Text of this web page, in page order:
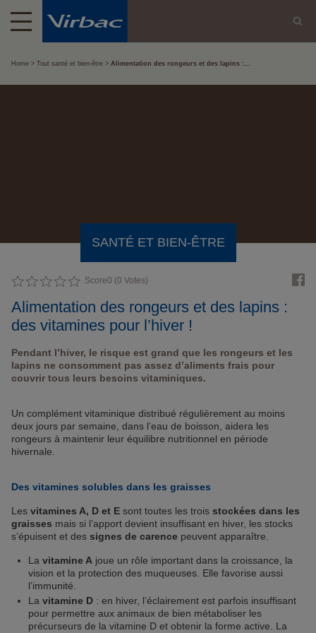
Home Tout santé et bien-être Alimentation des rongeurs et des lapins :...
SANTÉ ET BIEN-ÊTRE
Score0 (0 Votes)
Alimentation des rongeurs et des lapins :
des vitamines pour l’hiver !
Pendant l’hiver, le risque est grand que les rongeurs et les
lapins ne consomment pas assez d’aliments frais pour
couvrir tous leurs besoins vitaminiques.
Un complément vitaminique distribué régulièrement au moins
deux jours par semaine, dans l’eau de boisson, aidera les
rongeurs à maintenir leur équilibre nutritionnel en période
hivernale.
Des vitamines solubles dans les graisses
Les vitamines A, D et E sont toutes les trois stockées dans les
graisses mais si l’apport devient insuffisant en hiver, les stocks
s’épuisent et des signes de carence peuvent apparaître.
La vitamine A joue un rôle important dans la croissance, la
vision et la protection des muqueuses. Elle favorise aussi
l’immunité.
La vitamine D : en hiver, l’éclairement est parfois insuffisant
pour permettre aux animaux de bien métaboliser les
précurseurs de la vitamine D et obtenir la forme active. La